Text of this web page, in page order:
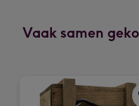
indruk
241
x
Vaak samen